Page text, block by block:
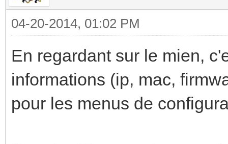
04-20-2014, 01:02 PM
En regardant sur le mien,
informations (ip, mac,
pour les menus de